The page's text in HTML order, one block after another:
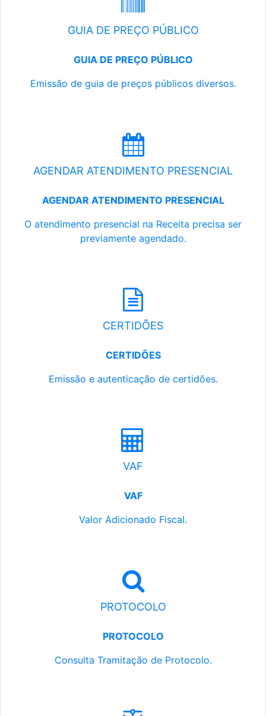
GUIA DE PREÇO PÚBLICO
GUIA DE PREÇO PÚBLICO
Emissão de guia de preços públicos diversos.
AGENDAR ATENDIMENTO PRESENCIAL
AGENDAR ATENDIMENTO PRESENCIAL
O atendimento presencial na Receita precisa ser
previamente agendado.
CERTIDÕES
CERTIDÕES
Emissão e autenticação de certidões.
VAF
VAF
Valor Adicionado Fiscal.
PROTOCOLO
PROTOCOLO
Consulta Tramitação de Protocolo.